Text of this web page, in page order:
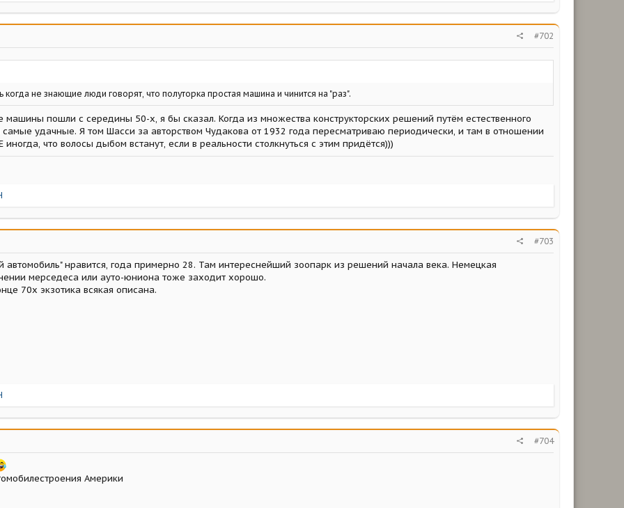
#702
не знающие люди говорят, что полуторка простая машина и чинится на "раз".
машины пошли с середины 50-х, я бы сказал. Когда из множества конструкторских решений путём естественного
самые удачные. Я том Шасси за авторством Чудакова от 1932 года пересматриваю периодически, и там в отношении
иногда, что волосы дыбом встанут, если в реальности столкнуться с этим придётся)))
#703
нравится, года примерно 28. Там интереснейший зоопарк из решений начала века. Немецкая
мерседеса или ауто-юниона тоже заходит хорошо.
70х экзотика всякая описана.
#704
Америки